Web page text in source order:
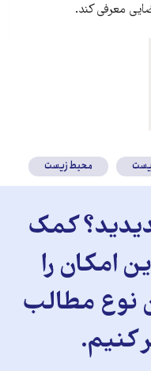
معرفی کند.
محیط زیست
کمک
امکان را
نوع مطالب
کنیم.